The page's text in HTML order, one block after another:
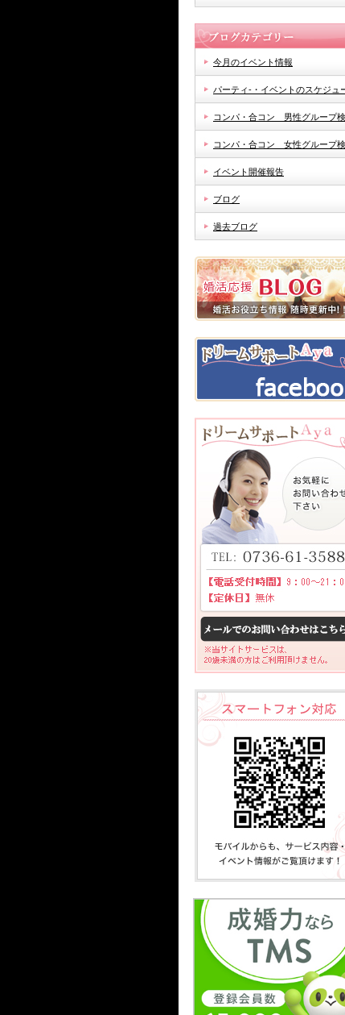
今月のイベント情報
パーティ-・イベントのスケジュ
コンパ・合コン 男性グループ
コンパ・合コン 女性グループ
イベント開催報告
ブログ
過去ブログ